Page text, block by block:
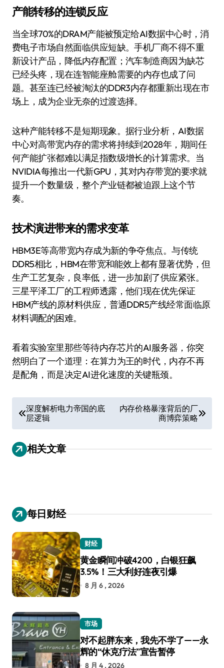
产能转移的连锁反应
当全球70%的DRAM产能被预定给AI数据中心时，消
费电子市场自然面临供应短缺。手机厂商不得不重
新设计产品，降低内存配置；汽车制造商因为缺芯
已经头疼，现在连智能座舱需要的内存也成了问
题。甚至连已经被淘汰的DDR3内存都重新出现在市
场上，成为企业无奈的过渡选择。
这种产能转移不是短期现象。据行业分析，AI数据
中心对高带宽内存的需求将持续到2028年，期间任
何产能扩张都难以满足指数级增长的计算需求。当
NVIDIA每推出一代新GPU，其对内存带宽的要求就
提升一个数量级，整个产业链都被迫跟上这个节
奏。
技术演进带来的需求变革
HBM3E等高带宽内存成为新的争夺焦点。与传统
DDR5相比，HBM在带宽和能效上都有显著优势，但
生产工艺复杂，良率低，进一步加剧了供应紧张。
三星平泽工厂的工程师透露，他们现在优先保证
HBM产线的原材料供应，普通DDR5产线经常面临原
材料调配的困难。
看着实验室里那些等待内存芯片的AI服务器，你突
然明白了一个道理：在算力为王的时代，内存不再
是配角，而是决定AI进化速度的关键瓶颈。
章
导
航
深度解析电力帝国的底
层逻辑
内存价格暴涨背后的厂
商博弈策略
相关文章
每日财经
财经
黄金瞬间冲破4200，白银狂飙
3.5%！三大利好连夜引爆
8 月 6 , 2026
市场
对不起胖东来，我先不学了——永
辉的“休克疗法”宣告暂停
8 月 4 , 2026